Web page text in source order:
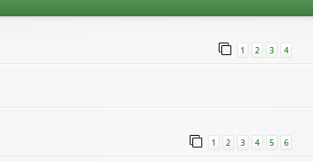
1 2 3 4
1 2 3 4 5 6